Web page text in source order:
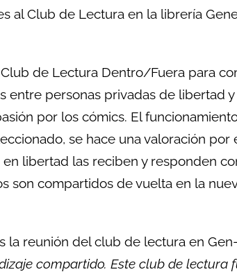
al Club de Lectura en la librería
de Lectura Dentro/Fuera para
entre personas privadas de libertad
por los cómics. El
se hace una valoración por
libertad las reciben y responden
son compartidos de vuelta en la
la reunión del club de lectura en
compartido. Este club de lectura